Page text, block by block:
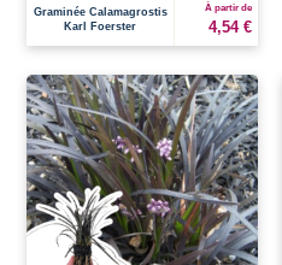
Graminée Calamagrostis
Karl Foerster
À partir de
4,54 €